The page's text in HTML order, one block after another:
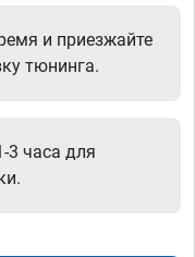
и приезжайте
тюнинга.
3 часа для